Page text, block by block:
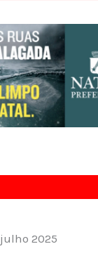
julho 2025